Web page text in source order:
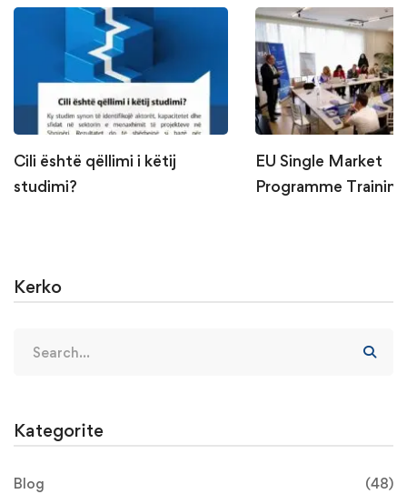
Cili është qëllimi i këtij
studimi?
EU Single Market
Programme
Kerko
Kategorite
Blog (48)